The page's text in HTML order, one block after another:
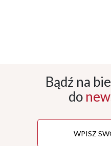
Bądź na
do